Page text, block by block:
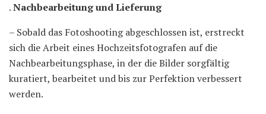
.Nachbearbeitung und Lieferung
– Sobald das Fotoshooting abgeschlossen ist, erstreckt
sich die Arbeit eines Hochzeitsfotografen auf die
Nachbearbeitungsphase, in der die Bilder sorgfältig
kuratiert, bearbeitet und bis zur Perfektion verbessert
werden.